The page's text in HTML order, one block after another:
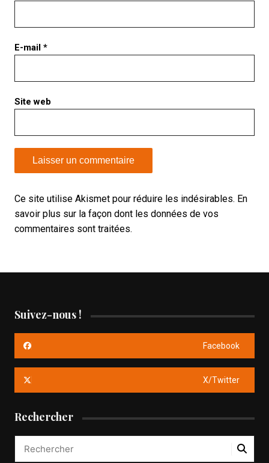
E-mail *
Site web
Ce site utilise Akismet pour réduire les indésirables. En
savoir plus sur la façon dont les données de vos
commentaires sont traitées.
Suivez-nous !
Facebook
X/Twitter
Rechercher